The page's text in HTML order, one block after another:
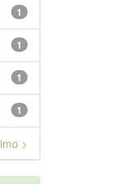
1
1
1
1
>